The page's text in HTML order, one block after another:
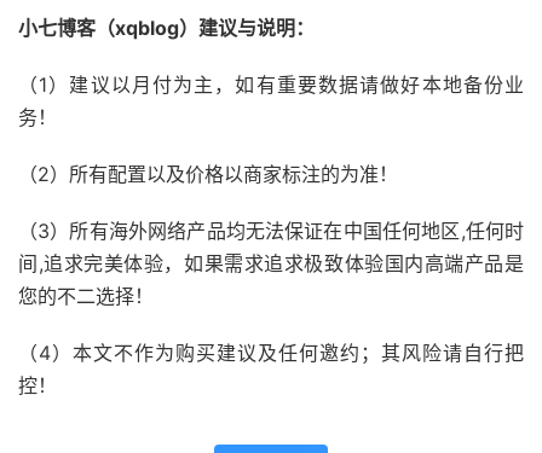
小七博客（xqblog）建议与说明：
（1）建议以月付为主，如有重要数据请做好本地备份业
务！
（2）所有配置以及价格以商家标注的为准！
（3）所有海外网络产品均无法保证在中国任何地区,任何时
间,追求完美体验，如果需求追求极致体验国内高端产品是
您的不二选择！
（4）本文不作为购买建议及任何邀约；其风险请自行把
控！